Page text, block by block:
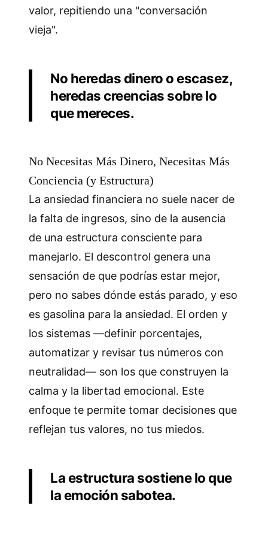
valor, repitiendo una "conversación
vieja".
No heredas dinero o escasez,
heredas creencias sobre lo
que mereces.
No Necesitas Más Dinero, Necesitas Más
Conciencia (y Estructura)
La ansiedad financiera no suele nacer de
la falta de ingresos, sino de la ausencia
de una estructura consciente para
manejarlo. El descontrol genera una
sensación de que podrías estar mejor,
pero no sabes dónde estás parado, y eso
es gasolina para la ansiedad. El orden y
los sistemas —definir porcentajes,
automatizar y revisar tus números con
neutralidad— son los que construyen la
calma y la libertad emocional. Este
enfoque te permite tomar decisiones que
reflejan tus valores, no tus miedos.
La estructura sostiene lo que
la emoción sabotea.